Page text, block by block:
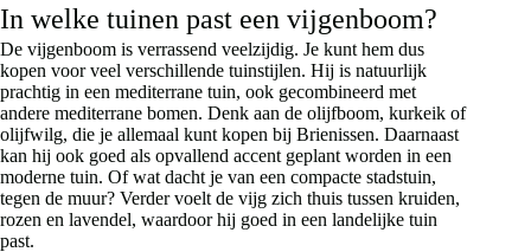
In welke tuinen past een vijgenboom?
De vijgenboom is verrassend veelzijdig. Je kunt hem dus
kopen voor veel verschillende tuinstijlen. Hij is natuurlijk
prachtig in een mediterrane tuin, ook gecombineerd met
andere mediterrane bomen. Denk aan de olijfboom, kurkeik of
olijfwilg, die je allemaal kunt kopen bij Brienissen. Daarnaast
kan hij ook goed als opvallend accent geplant worden in een
moderne tuin. Of wat dacht je van een compacte stadstuin,
tegen de muur? Verder voelt de vijg zich thuis tussen kruiden,
rozen en lavendel, waardoor hij goed in een landelijke tuin
past.